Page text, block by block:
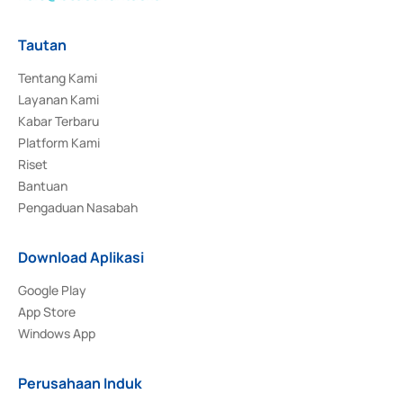
Tautan
Tentang Kami
Layanan Kami
Kabar Terbaru
Platform Kami
Riset
Bantuan
Pengaduan Nasabah
Download Aplikasi
Google Play
App Store
Windows App
Perusahaan Induk